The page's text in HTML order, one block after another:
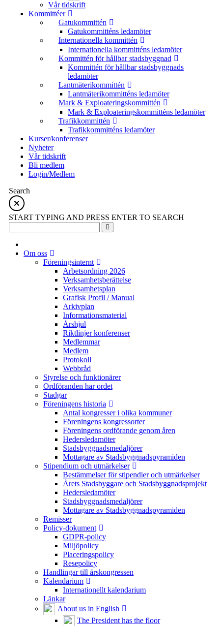
Vår tidskrift
Kommittéer
Gatukommittén
Gatukommitténs ledamöter
Internationella kommittén
Internationella kommitténs ledamöter
Kommittén för hållbar stadsbyggnad
Kommittén för hållbar stadsbyggnads
ledamöter
Lantmäterikommittén
Lantmäterikommitténs ledamöter
Mark & Exploateringskommittén
Mark & Exploateringskommitténs ledamöter
Trafikkommittén
Trafikkommitténs ledamöter
Kurser/konferenser
Nyheter
Vår tidskrift
Bli medlem
Login/Medlem
Search
START TYPING AND PRESS ENTER TO SEARCH
Om oss
Föreningsinternt
Arbetsordning 2026
Verksamhetsberättelse
Verksamhetsplan
Grafisk Profil / Manual
Arkivplan
Informationsmaterial
Årshjul
Riktlinjer konferenser
Medlemmar
Medlem
Protokoll
Webbråd
Styrelse och funktionärer
Ordföranden har ordet
Stadgar
Föreningens historia
Antal kongresser i olika kommuner
Föreningens kongressorter
Föreningens ordförande genom åren
Hedersledamöter
Stadsbyggnadsmedaljörer
Mottagare av Stadsbyggnadspyramiden
Stipendium och utmärkelser
Bestämmelser för stipendier och utmärkelser
Årets Stadsbyggare och Stadsbyggnadsprojekt
Hedersledamöter
Stadsbyggnadsmedaljörer
Mottagare av Stadsbyggnadspyramiden
Remisser
Policy-dokument
GDPR-policy
Miljöpolicy
Placeringspolicy
Resepolicy
Handlingar till årskongressen
Kalendarium
Internationellt kalendarium
Länkar
About us in English
The President has the floor